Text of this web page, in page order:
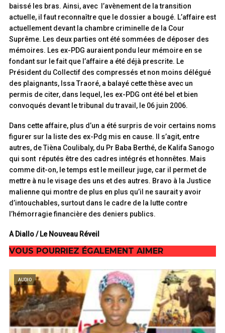
baissé les bras. Ainsi, avec l’avènement de la transition
actuelle, il faut reconnaître que le dossier a bougé. L’affaire est
actuellement devant la chambre criminelle de la Cour
Suprême. Les deux parties ont été sommées de déposer des
mémoires. Les ex-PDG auraient pondu leur mémoire en se
fondant sur le fait que l’affaire a été déjà prescrite. Le
Président du Collectif des compressés et non moins délégué
des plaignants, Issa Traoré, a balayé cette thèse avec un
permis de citer, dans lequel, les ex-PDG ont été bel et bien
convoqués devant le tribunal du travail, le 06 juin 2006.
Dans cette affaire, plus d’un a été surpris de voir certains noms
figurer sur la liste des ex-Pdg mis en cause. Il s’agit, entre
autres, de Tièna Coulibaly, du Pr Baba Berthé, de Kalifa Sanogo
qui sont réputés être des cadres intégrés et honnêtes. Mais
comme dit-on, le temps est le meilleur juge, car il permet de
mettre à nu le visage des uns et des autres. Bravo à la Justice
malienne qui montre de plus en plus qu’il ne saurait y avoir
d’intouchables, surtout dans le cadre de la lutte contre
l’hémorragie financière des deniers publics.
A Diallo / Le Nouveau Réveil
VOUS POURRIEZ ÉGALEMENT AIMER
AUDIO